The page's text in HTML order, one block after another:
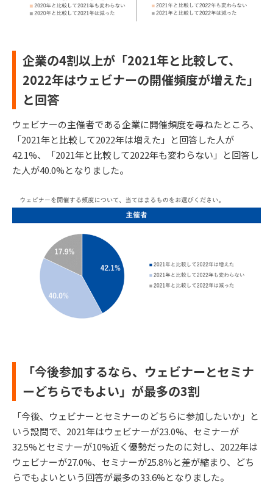
企業の4割以上が「2021年と比較して、
2022年はウェビナーの開催頻度が増えた」
と回答
ウェビナーの主催者である企業に開催頻度を尋ねたところ、
「2021年と比較して2022年は増えた」と回答した人が
42.1%、「2021年と比較して2022年も変わらない」と回答し
た人が40.0%となりました。
「今後参加するなら、ウェビナーとセミナ
ーどちらでもよい」が最多の3割
「今後、ウェビナーとセミナーのどちらに参加したいか」と
いう設問で、2021年はウェビナーが23.0%、セミナーが
32.5%とセミナーが10%近く優勢だったのに対し、2022年は
ウェビナーが27.0%、セミナーが25.8％と差が縮まり、どち
らでもよいという回答が最多の33.6%となりました。